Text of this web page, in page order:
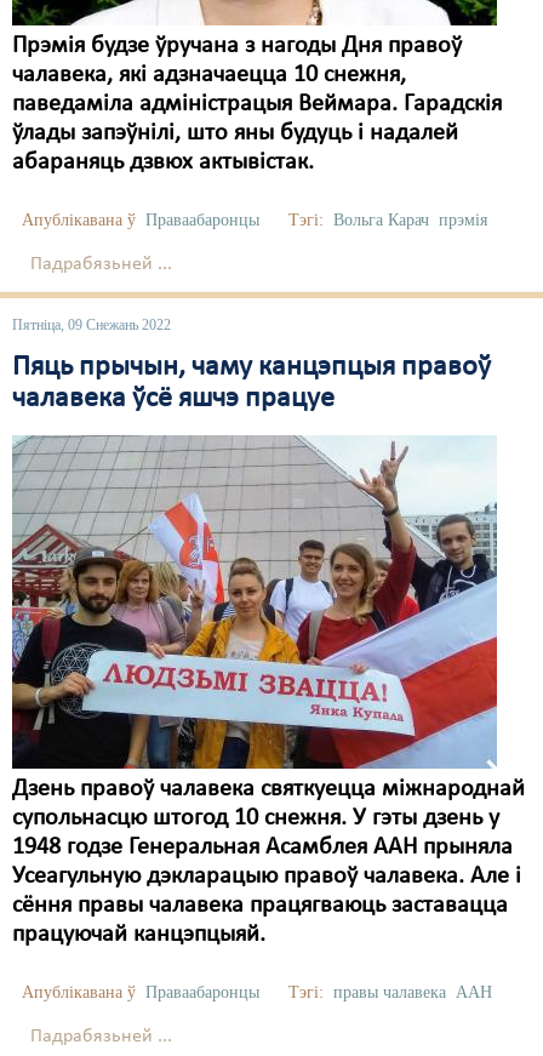
Прэмія будзе ўручана з нагоды Дня правоў
чалавека, які адзначаецца 10 снежня,
паведаміла адміністрацыя Веймара. Гарадскія
ўлады запэўнілі, што яны будуць і надалей
абараняць дзвюх актывістак.
Апублікавана ў Праваабаронцы Тэгі: Вольга Карач прэмія
Падрабязьней ...
Пятніца, 09 Снежань 2022
Пяць прычын, чаму канцэпцыя правоў
чалавека ўсё яшчэ працуе
Дзень правоў чалавека святкуецца міжнароднай
супольнасцю штогод 10 снежня. У гэты дзень у
1948 годзе Генеральная Асамблея ААН прыняла
Усеагульную дэкларацыю правоў чалавека. Але і
сёння правы чалавека працягваюць заставацца
працуючай канцэпцыяй.
Апублікавана ў Праваабаронцы Тэгі: правы чалавека ААН
Падрабязьней ...